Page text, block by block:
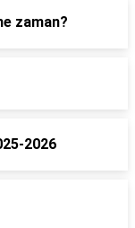
zaman?
2026